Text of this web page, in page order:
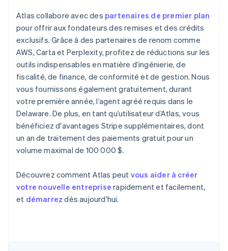
Atlas collabore avec des partenaires de premier plan
pour offrir aux fondateurs des remises et des crédits
exclusifs. Grâce à des partenaires de renom comme
AWS, Carta et Perplexity, profitez de réductions sur les
outils indispensables en matière d’ingénierie, de
fiscalité, de finance, de conformité et de gestion. Nous
vous fournissons également gratuitement, durant
votre première année, l’agent agréé requis dans le
Delaware. De plus, en tant qu’utilisateur d’Atlas, vous
bénéficiez d'avantages Stripe supplémentaires, dont
un an de traitement des paiements gratuit pour un
volume maximal de 100 000 $.
Découvrez comment Atlas peut vous aider à créer
votre nouvelle entreprise rapidement et facilement,
et démarrez dès aujourd'hui.